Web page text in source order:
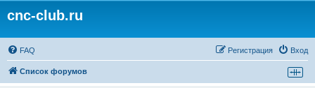
cnc-club.ru
FAQ Вход
Регистрация
Список форумов